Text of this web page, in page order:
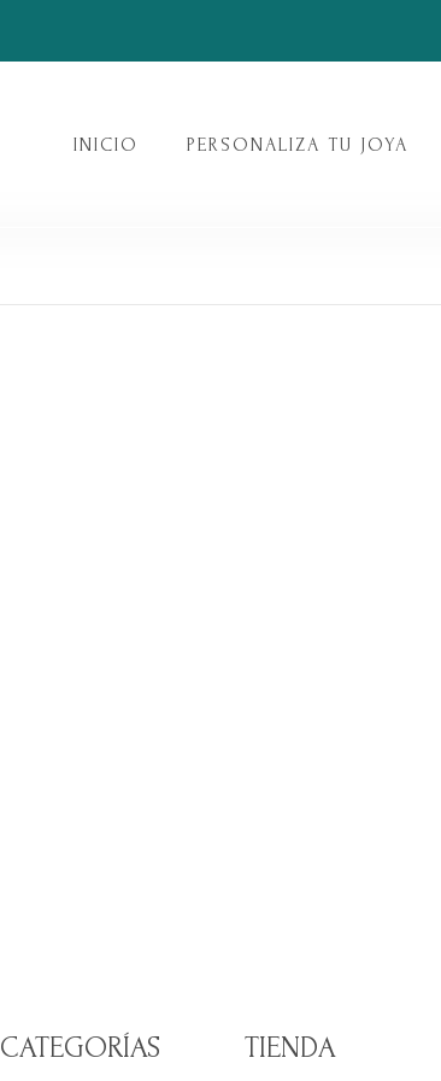
INICIO PERSONALIZA TU JOYA
CATEGORÍAS TIENDA